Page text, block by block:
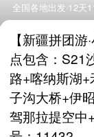
全国各地出发·12天
【新疆拼团
点包含：S21
路+喀纳斯湖
子沟大桥+伊
驾那拉提空中